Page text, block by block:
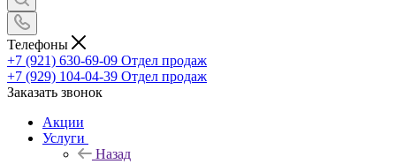
Телефоны
+7 (921) 630-69-09 Отдел продаж
+7 (929) 104-04-39 Отдел продаж
Заказать звонок
Акции
Услуги
Назад